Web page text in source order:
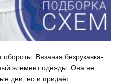
Вязаная безрукавка-
элемент одежды. Она не
дни, но и придаёт